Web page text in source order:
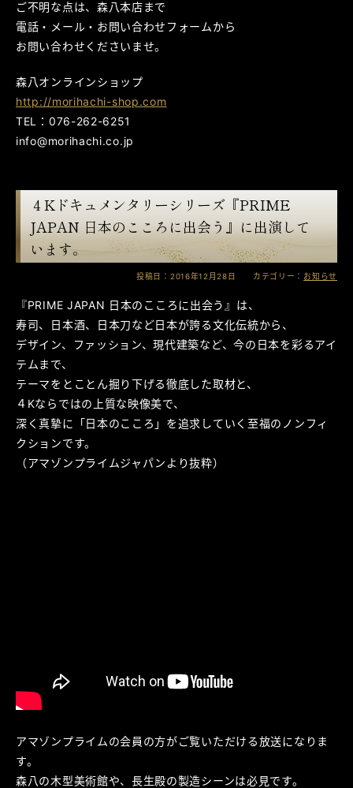
ご不明な点は、森八本店まで
電話・メール・お問い合わせフォームから
お問い合わせくださいませ。
森八オンラインショップ
http://morihachi-shop.com
TEL：076-262-6251
info@morihachi.co.jp
４Kドキュメンタリーシリーズ『PRIME
JAPAN 日本のこころに出会う』に出演して
います。
投稿日：2016年12月28日 カテゴリー： お知らせ
『PRIME JAPAN 日本のこころに出会う』は、
寿司、日本酒、日本刀など日本が誇る文化伝統から、
デザイン、ファッション、現代建築など、今の日本を彩るアイ
テムまで、
テーマをとことん掘り下げる徹底した取材と、
４Kならではの上質な映像美で、
深く真摯に「日本のこころ」を追求していく至福のノンフィ
クションです。
（アマゾンプライムジャパンより抜粋）
アマゾンプライムの会員の方がご覧いただける放送になりま
す。
森八の木型美術館や、長生殿の製造シーンは必見です。